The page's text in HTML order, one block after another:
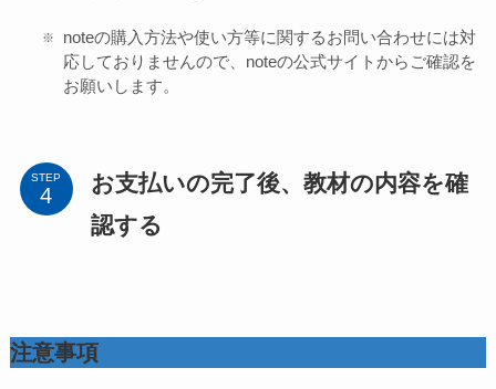
noteの購入方法や使い方等に関するお問い合わせには対
応しておりませんので、noteの公式サイトからご確認を
お願いします。
STEP
お支払いの完了後、教材の内容を確
認する
注意事項